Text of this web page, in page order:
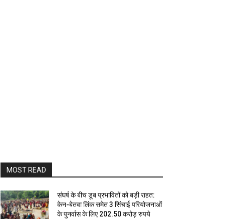
MOST READ
संघर्ष के बीच डूब प्रभावितों को बड़ी राहत:
केन-बेतवा लिंक समेत 3 सिंचाई परियोजनाओं
के पुनर्वास के लिए 202.50 करोड़ रुपये